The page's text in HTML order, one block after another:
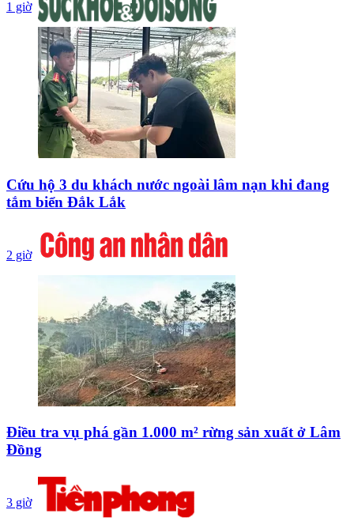
1 giờ
Cứu hộ 3 du khách nước ngoài lâm nạn khi đang
tắm biển Đắk Lắk
2 giờ
Điều tra vụ phá gần 1.000 m² rừng sản xuất ở Lâm
Đồng
3 giờ